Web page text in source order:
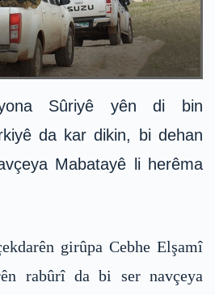
Sûriyê yên di bin
da kar dikin, bi dehan
Mabatayê li herêma
girûpa Cebhe Elşamî
rabûrî da bi ser navçeya